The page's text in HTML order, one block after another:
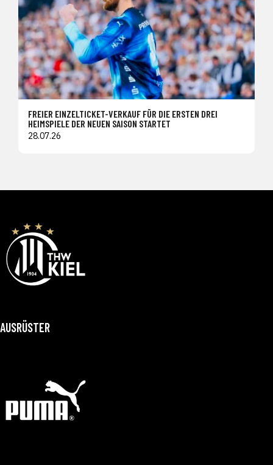
FREIER EINZELTICKET-VERKAUF FÜR DIE ERSTEN DREI
HEIMSPIELE DER NEUEN SAISON STARTET
28.07.26
AUSRÜSTER